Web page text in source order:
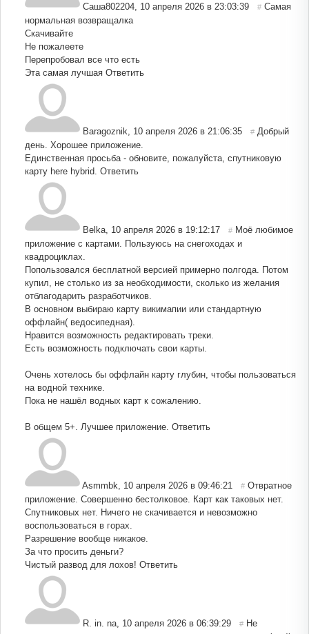
Саша802204 10 апреля 2026 в 23:03:39 # Самая
нормальная возвращалка
Скачивайте
Не пожалеете
Перепробовал все что есть
Эта самая лучшая Ответить
Baragoznik 10 апреля 2026 в 21:06:35 # Добрый
день. Хорошее приложение.
Единственная просьба - обновите, пожалуйста, спутниковую
карту here hybrid. Ответить
Belka 10 апреля 2026 в 19:12:17 # Моё любимое
приложение с картами. Пользуюсь на снегоходах и
квадроциклах.
Попользовался бесплатной версией примерно полгода. Потом
купил, не столько из за необходимости, сколько из желания
отблагодарить разработчиков.
В основном выбираю карту викимапии или стандартную
оффлайн( ведосипедная).
Нравится возможность редактировать треки.
Есть возможность подключать свои карты.
Очень хотелось бы оффлайн карту глубин, чтобы пользоваться
на водной технике.
Пока не нашёл водных карт к сожалению.
В общем 5+. Лучшее приложение. Ответить
Asmmbk 10 апреля 2026 в 09:46:21 # Отвратное
приложение. Совершенно бестолковое. Карт как таковых нет.
Спутниковых нет. Ничего не скачивается и невозможно
воспользоваться в горах.
Разрешение вообще никакое.
За что просить деньги?
Чистый развод для лохов! Ответить
R. in. na 10 апреля 2026 в 06:39:29 # Не